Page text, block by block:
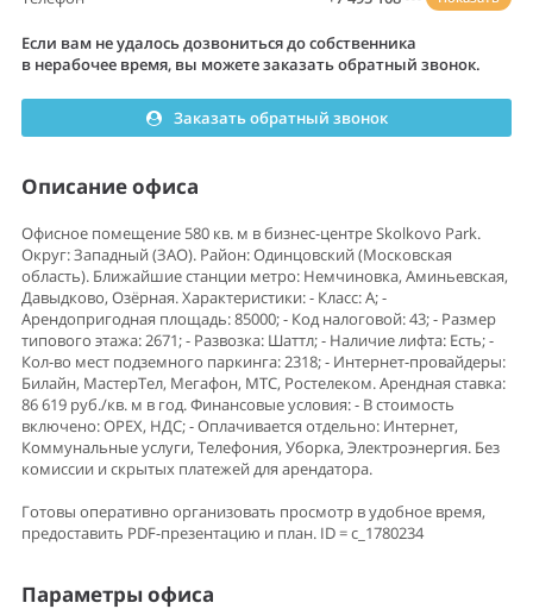
Если вам не удалось дозвониться до собственника
в нерабочее время, вы можете заказать обратный звонок.
Заказать обратный звонок
Описание офиса
Офисное помещение 580 кв. м в бизнес-центре Skolkovo Park.
Округ: Западный (ЗАО). Район: Одинцовский (Московская
область). Ближайшие станции метро: Немчиновка, Аминьевская,
Давыдково, Озёрная. Характеристики: - Класс: A; -
Арендопригодная площадь: 85000; - Код налоговой: 43; - Размер
типового этажа: 2671; - Развозка: Шаттл; - Наличие лифта: Есть; -
Кол-во мест подземного паркинга: 2318; - Интернет-провайдеры:
Билайн, МастерТел, Мегафон, МТС, Ростелеком. Арендная ставка:
86 619 руб./кв. м в год. Финансовые условия: - В стоимость
включено: OPEX, НДС; - Оплачивается отдельно: Интернет,
Коммунальные услуги, Телефония, Уборка, Электроэнергия. Без
комиссии и скрытых платежей для арендатора.
Готовы оперативно организовать просмотр в удобное время,
предоставить PDF-презентацию и план. ID = c_1780234
Параметры офиса